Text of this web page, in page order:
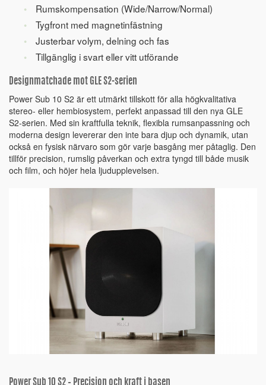
Rumskompensation (Wide/Narrow/Normal)
Tygfront med magnetinfästning
Justerbar volym, delning och fas
Tillgänglig i svart eller vitt utförande
Designmatchade mot GLE S2-serien
Power Sub 10 S2 är ett utmärkt tillskott för alla högkvalitativa
stereo- eller hembiosystem, perfekt anpassad till den nya GLE
S2-serien. Med sin kraftfulla teknik, flexibla rumsanpassning och
moderna design levererar den inte bara djup och dynamik, utan
också en fysisk närvaro som gör varje basgång mer påtaglig. Den
tillför precision, rumslig påverkan och extra tyngd till både musik
och film, och höjer hela ljudupplevelsen.
Power Sub 10 S2 – Precision och kraft i basen